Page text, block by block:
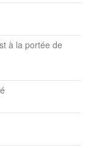
à la portée de